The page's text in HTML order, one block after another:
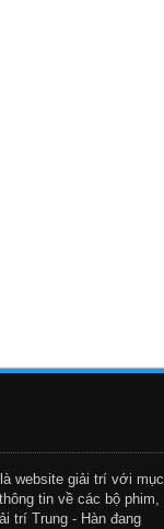
website giải trí với mục
tin về các bộ phim,
trí Trung - Hàn đang